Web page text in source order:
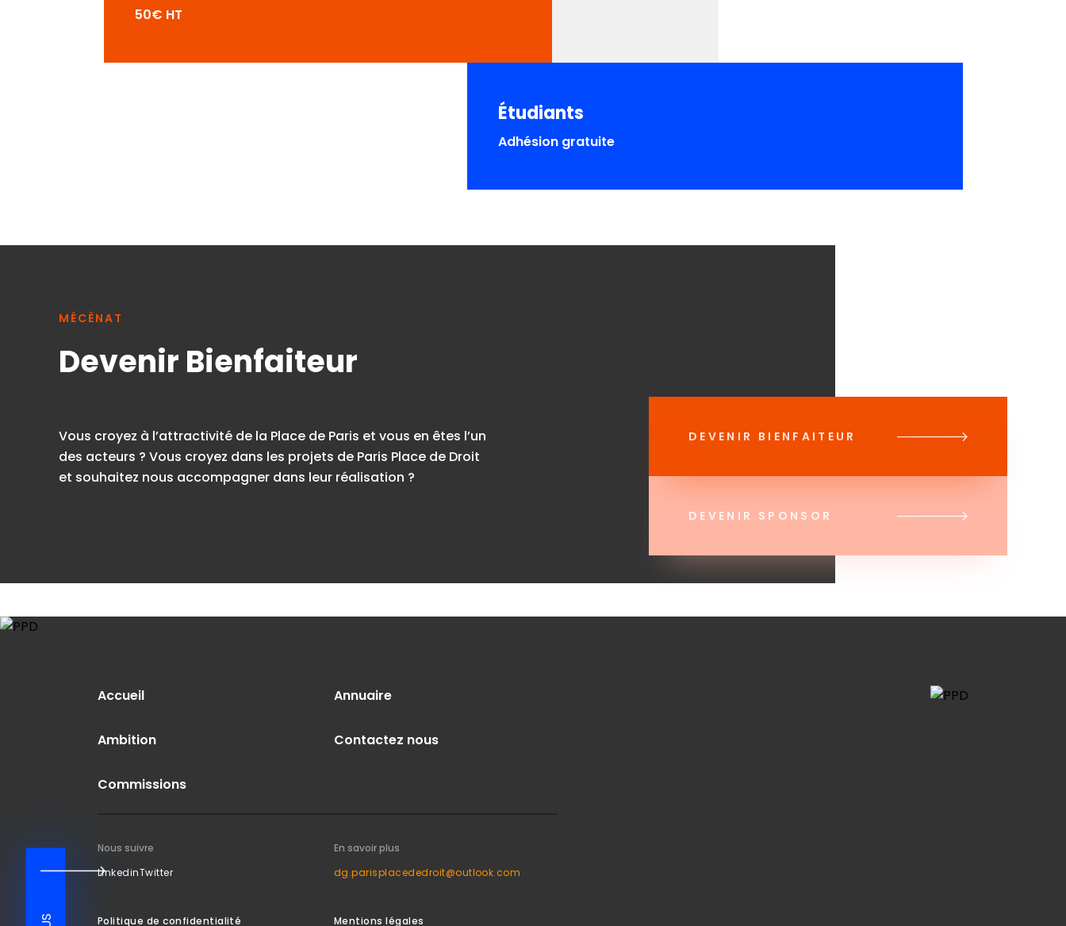
50€ HT
Étudiants
Adhésion gratuite
MÉCÈNAT
Devenir Bienfaiteur
Vous croyez à l’attractivité de la Place de Paris et vous en êtes l’un
des acteurs ? Vous croyez dans les projets de Paris Place de Droit
et souhaitez nous accompagner dans leur réalisation ?
DEVENIR BIENFAITEUR
DEVENIR SPONSOR
Accueil
Ambition
Commissions
Annuaire
Contactez nous
Nous suivre
LinkedinTwitter
En savoir plus
dg.parisplacededroit@outlook.com
Politique de confidentialité Mentions légales